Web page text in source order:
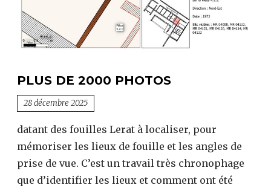
PLUS DE 2000 PHOTOS
28 décembre 2025
datant des fouilles Lerat à localiser, pour
mémoriser les lieux de fouille et les angles de
prise de vue. C’est un travail très chronophage
que d’identifier les lieux et comment ont été